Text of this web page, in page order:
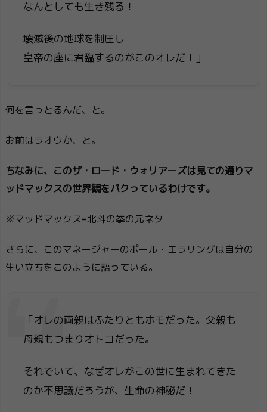
なんとしても生き残る！
壊滅後の地球を制圧し
皇帝の座に君臨するのがこのオレだ！」
何を言っとるんだ、と。
お前はラオウか、と。
ちなみに、このザ・ロード・ウォリアーズは見ての通りマ
ッドマックスの世界観をパクっているわけです。
※マッドマックス=北斗の拳の元ネタ
さらに、このマネージャーのポール・エラリングは自分の
生い立ちをこのように語っている。
「オレの両親はふたりともホモだった。父親も
母親もつまりオトコだった。
それでいて、なぜオレがこの世に生まれてきた
のか不思議だろうが、生命の神秘だ！